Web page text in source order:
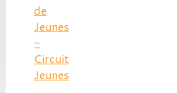
de
Jeunes
-
Circuit
Jeunes